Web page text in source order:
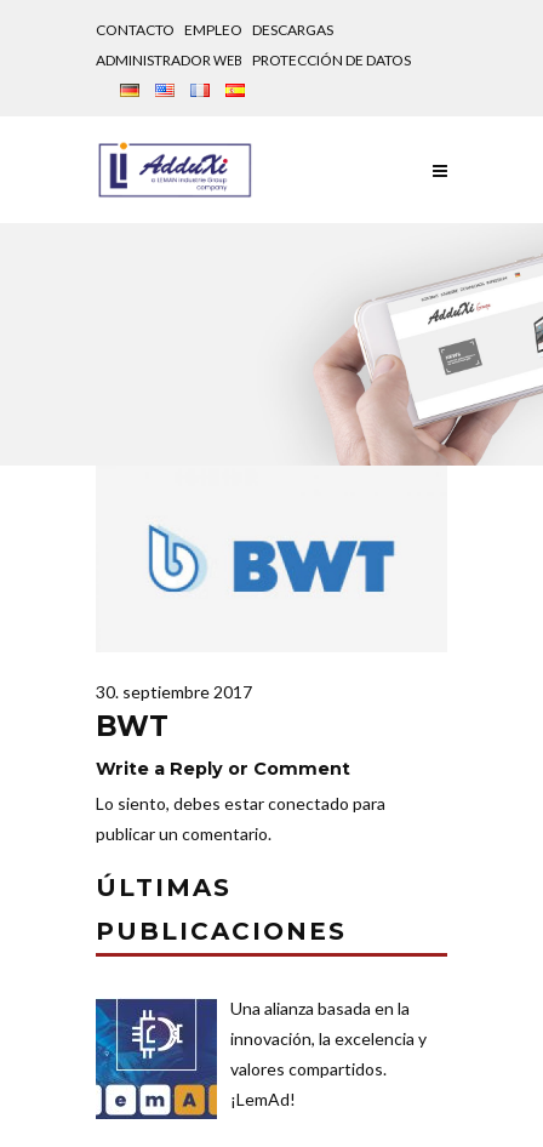
CONTACTO EMPLEO DESCARGAS
ADMINISTRADORWEB PROTECCIÓN DE DATOS
30. septiembre 2017
BWT
Write a Reply or Comment
Lo siento, debes estarconectado para
publicar un comentario.
ÚLTIMAS
PUBLICACIONES
Una alianza basada en la
innovación, la excelencia y
valores compartidos.
¡LemAd!